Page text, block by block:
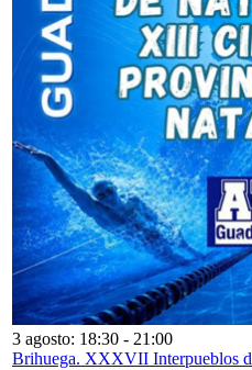
3 agosto: 18:30 - 21:00
Brihuega. XXXVII Interpueblos